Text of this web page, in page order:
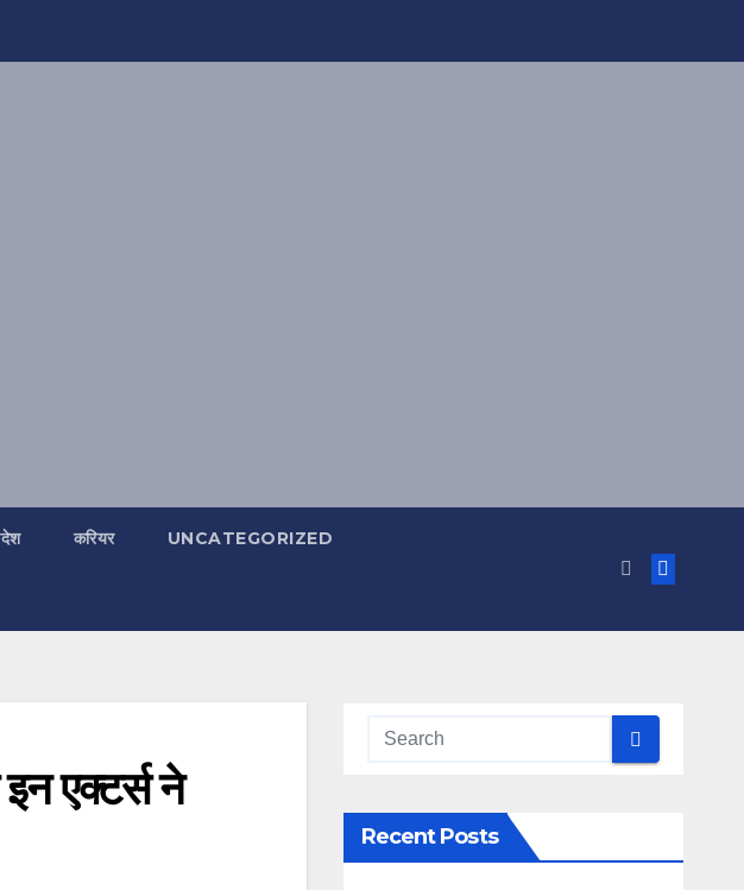
करियर UNCATEGORIZED
एक्टर्स ने
Recent Posts